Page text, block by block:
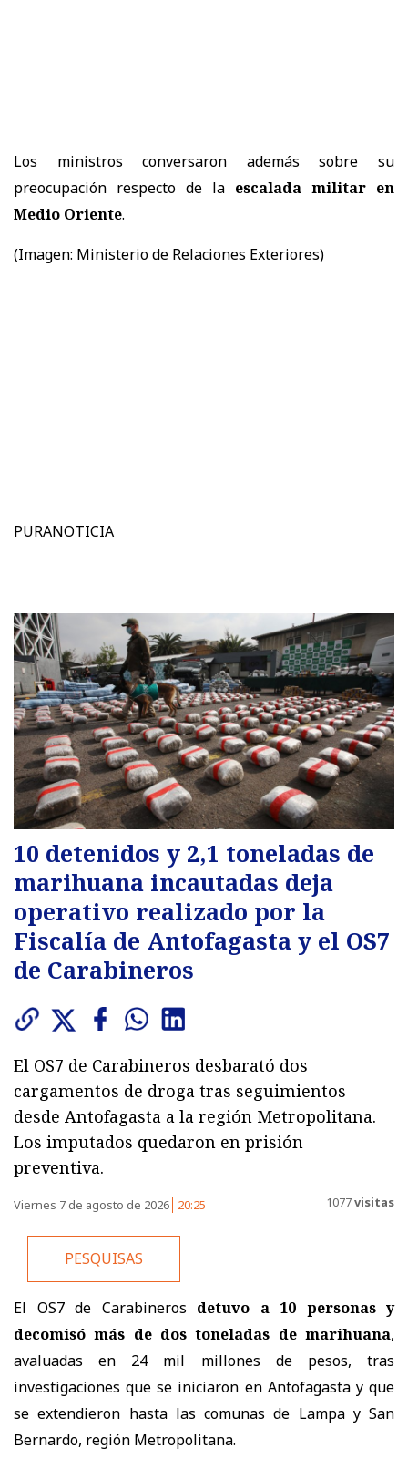
Los ministros conversaron además sobre su
preocupación respecto de la escalada militar en
Medio Oriente.
(Imagen: Ministerio de Relaciones Exteriores)
PURANOTICIA
10 detenidos y 2,1 toneladas de
marihuana incautadas deja
operativo realizado por la
Fiscalía de Antofagasta y el OS7
de Carabineros
El OS7 de Carabineros desbarató dos
cargamentos de droga tras seguimientos
desde Antofagasta a la región Metropolitana.
Los imputados quedaron en prisión
preventiva.
Viernes 7 de agosto de 2026 20:25 1077visitas
PESQUISAS
El OS7 de Carabineros detuvo a 10 personas y
decomisó más de dos toneladas de marihuana,
avaluadas en 24 mil millones de pesos, tras
investigaciones que se iniciaron en Antofagasta y que
se extendieron hasta las comunas de Lampa y San
Bernardo, región Metropolitana.